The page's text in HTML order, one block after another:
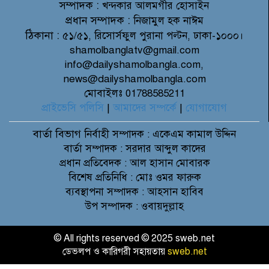
সম্পাদক : খন্দকার আলমগীর হোসাইন
প্রধান সম্পাদক : নিজামুল হক নাঈম
ঠিকানা : ৫১/৫১, রিসোর্সফুল পুরানা পল্টন, ঢাকা-১০০০।
shamolbanglatv@gmail.com
info@dailyshamolbangla.com,
news@dailyshamolbangla.com
মোবাইলঃ 01788585211
প্রাইভেসি পলিসি | আমাদের সম্পর্কে | যোগাযোগ
বার্তা বিভাগনির্বাহী সম্পাদক : একেএম কামাল উদ্দিন
বার্তা সম্পাদক : সরদার আব্দুল কাদের
প্রধান প্রতিবেদক : আল হাসান মোবারক
বিশেষ প্রতিনিধি : মোঃ ওমর ফারুক
ব্যবস্থাপনা সম্পাদক : আহসান হাবিব
উপ সম্পাদক : ওবায়দুল্লাহ
© All rights reserved © 2025 sweb.net
ডেভলপ ও কারিগরী সহায়তায়sweb.net